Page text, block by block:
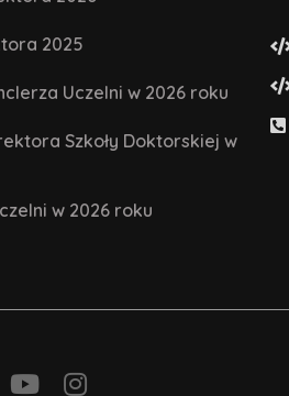
2025
Uczelni w 2026 roku
Szkoły Doktorskiej w
w 2026 roku